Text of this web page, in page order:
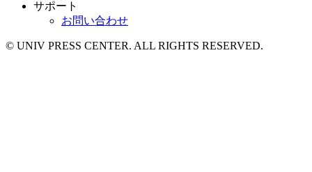
サポート
お問い合わせ
© UNIV PRESS CENTER. ALL RIGHTS RESERVED.